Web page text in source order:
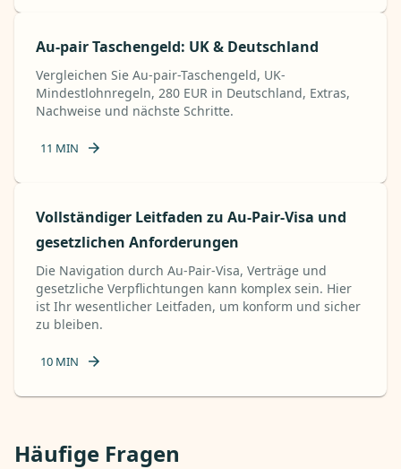
Au-pair Taschengeld: UK & Deutschland
Vergleichen Sie Au-pair-Taschengeld, UK-
Mindestlohnregeln, 280 EUR in Deutschland, Extras,
Nachweise und nächste Schritte.
11 MIN
Vollständiger Leitfaden zu Au-Pair-Visa und
gesetzlichen Anforderungen
Die Navigation durch Au-Pair-Visa, Verträge und
gesetzliche Verpflichtungen kann komplex sein. Hier
ist Ihr wesentlicher Leitfaden, um konform und sicher
zu bleiben.
10 MIN
Häufige Fragen